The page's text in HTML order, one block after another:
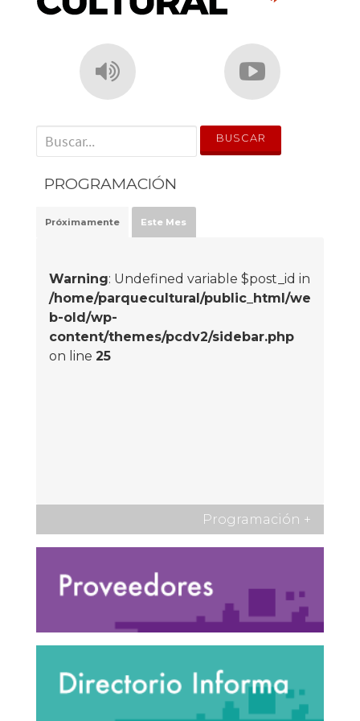
' . __('Search for:') . '
PROGRAMACIÓN
Próximamente Este Mes
Warning: Undefined variable $post_id in
/home/parquecultural/public_html/we
b-old/wp-
content/themes/pcdv2/sidebar.php
on line 25
Programación +